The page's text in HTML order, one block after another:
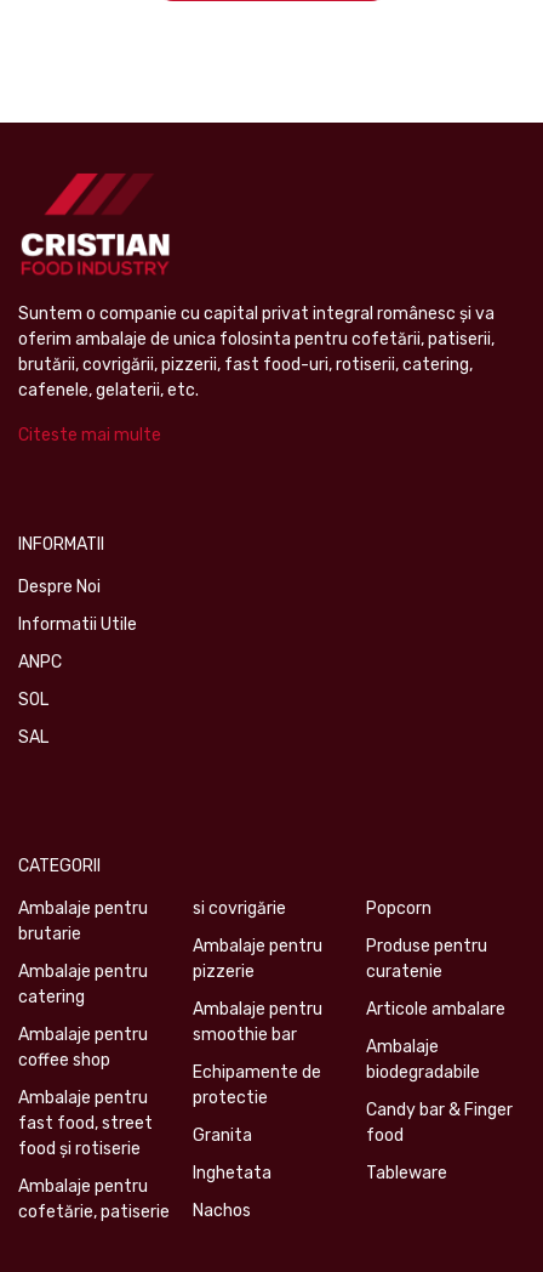
Suntem o companie cu capital privat integral românesc şi va
oferim ambalaje de unica folosinta pentru cofetării, patiserii,
brutării, covrigării, pizzerii, fast food-uri, rotiserii, catering,
cafenele, gelaterii, etc.
Citeste mai multe
INFORMATII
Despre Noi
Informatii Utile
ANPC
SOL
SAL
CATEGORII
Ambalaje pentru
brutarie
Ambalaje pentru
catering
Ambalaje pentru
coffee shop
Ambalaje pentru
fast food, street
food și rotiserie
Ambalaje pentru
cofetărie, patiserie
si covrigărie
Ambalaje pentru
pizzerie
Ambalaje pentru
smoothie bar
Echipamente de
protectie
Granita
Inghetata
Nachos
Popcorn
Produse pentru
curatenie
Articole ambalare
Ambalaje
biodegradabile
Candy bar & Finger
food
Tableware